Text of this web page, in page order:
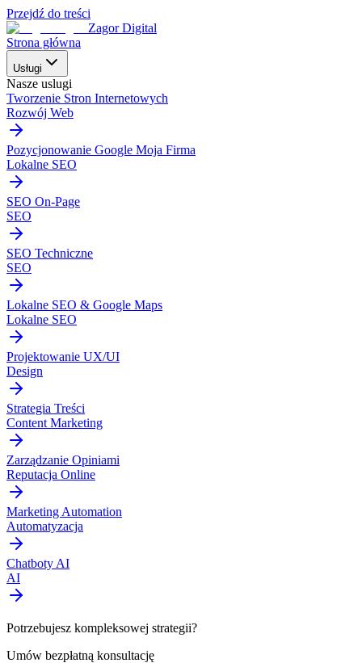
Przejdź do treści
Zagor Digital
Strona główna
Usługi
Nasze uslugi
Tworzenie Stron Internetowych
Rozwój Web
Pozycjonowanie Google Moja Firma
Lokalne SEO
SEO On-Page
SEO
SEO Techniczne
SEO
Lokalne SEO & Google Maps
Lokalne SEO
Projektowanie UX/UI
Design
Strategia Treści
Content Marketing
Zarządzanie Opiniami
Reputacja Online
Marketing Automation
Automatyzacja
Chatboty AI
AI
Potrzebujesz kompleksowej strategii?
Umów bezpłatną konsultację